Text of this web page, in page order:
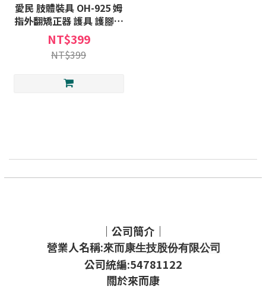
愛民 肢體裝具 OH-925 姆
指外翻矯正器 護具 護腳套
OH925
NT$399
NT$399
｜公司簡介｜
營業人名稱:來而康生技股份有限公司
公司統編:54781122
關於來而康